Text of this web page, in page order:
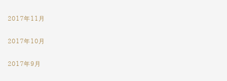
2017年11月
2017年10月
2017年9月